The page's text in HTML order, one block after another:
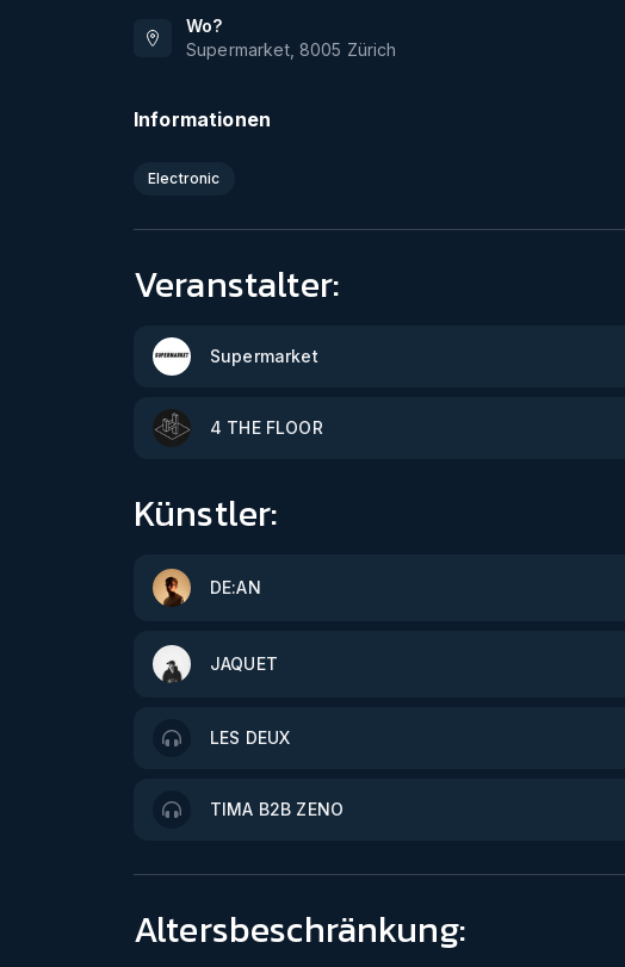
Wo?
Supermarket, 8005 Zürich
Informationen
Electronic
Veranstalter:
Supermarket
4 THE FLOOR
Künstler:
DE:AN
JAQUET
LES DEUX
TIMA B2B ZENO
Altersbeschränkung: